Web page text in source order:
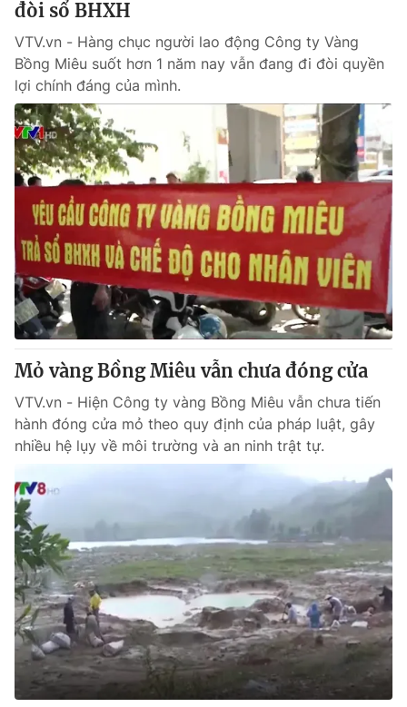
Hậu trường
Nhân vật
Khán giả
Giải sao mai
Giải trí
Điện ảnh
Âm nhạc
Sao
Đời sống
Du lịch
Làm đẹp
Chất lượng cuộc sống
Giáo dục
Tuyển sinh
Học trực tuyến
Công nghệ
Hitech Công nghệ tương lai
Sản phẩm
Thị trường
Tư vấn
Giao lưu trực tuyến
Lịch phát sóng
Chuyên mục khác
Emagazine Podcast
Photo Infographic
Video Shorts video
VTV Money VTV Thể thao
VTV Sức khoẻ Bất động sản
Thị trường 24h Tấm lòng Việt
đòi sổ BHXH
VTV.vn - Hàng chục người lao động Công ty Vàng
Bồng Miêu suốt hơn 1 năm nay vẫn đang đi đòi quyền
lợi chính đáng của mình.
Mỏ vàng Bồng Miêu vẫn chưa đóng cửa
VTV.vn - Hiện Công ty vàng Bồng Miêu vẫn chưa tiến
hành đóng cửa mỏ theo quy định của pháp luật, gây
nhiều hệ lụy về môi trường và an ninh trật tự.